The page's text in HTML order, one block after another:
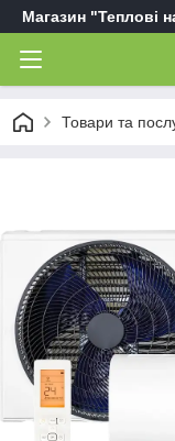
Магазин "Теплові
Товари та